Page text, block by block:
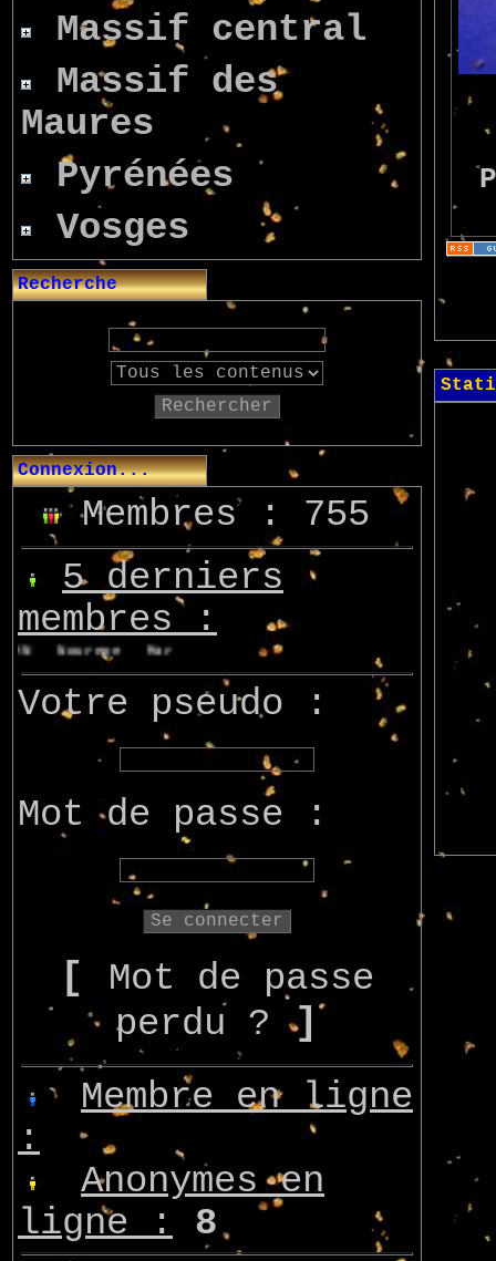
Massif central
Massif des
Maures
Pyrénées
Vosges
Recherche
Rechercher
Connexion...
Membres : 755
5 derniers
membres :
Nourepe Marcsupilami Azo
Votre pseudo :
Mot de passe :
[ Mot de passe
perdu ? ]
Membre en ligne
:
Anonymes en
ligne :
8